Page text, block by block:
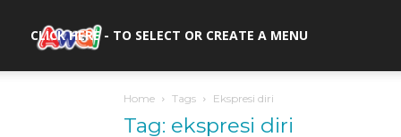
awal.my
CLICK HERE - TO SELECT OR CREATE A MENU
Home Tags Ekspresi diri
Tag: ekspresi diri